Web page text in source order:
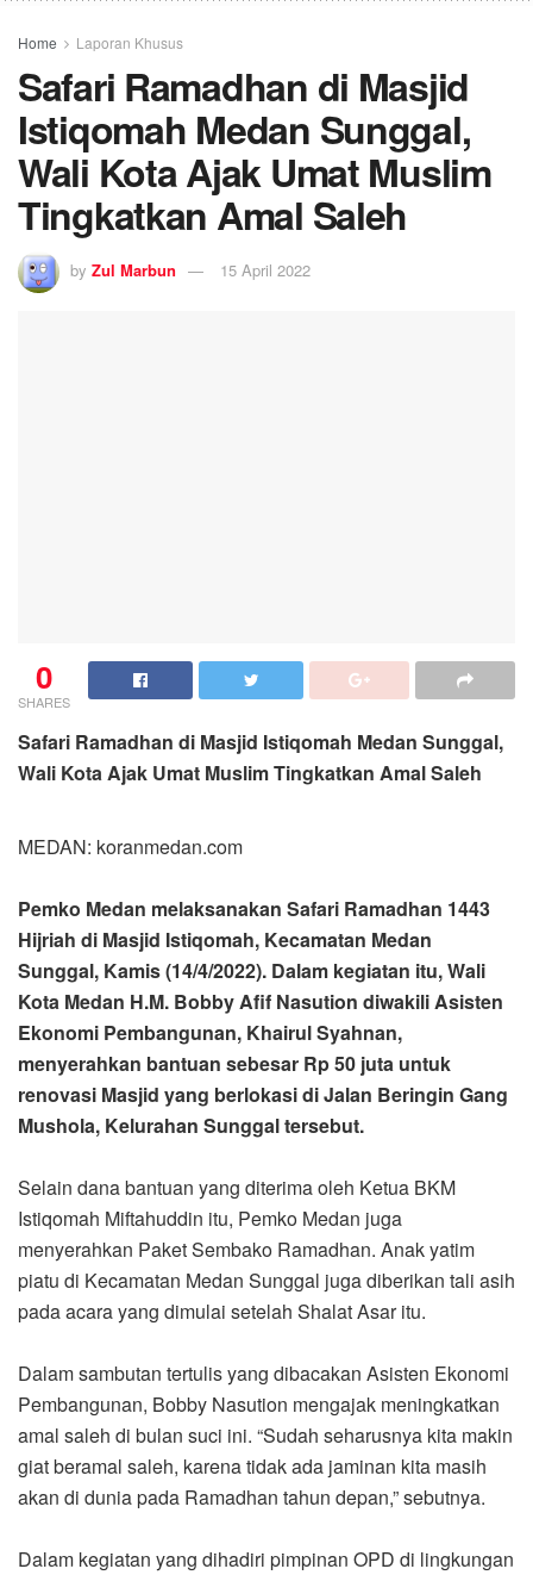
Home Laporan Khusus
Safari Ramadhan di Masjid
Istiqomah Medan Sunggal,
Wali Kota Ajak Umat Muslim
Tingkatkan Amal Saleh
by Zul Marbun 15 April 2022
0
SHARES
Safari Ramadhan di Masjid Istiqomah Medan Sunggal,
Wali Kota Ajak Umat Muslim Tingkatkan Amal Saleh
MEDAN: koranmedan.com
Pemko Medan melaksanakan Safari Ramadhan 1443
Hijriah di Masjid Istiqomah, Kecamatan Medan
Sunggal, Kamis (14/4/2022). Dalam kegiatan itu, Wali
Kota Medan H.M. Bobby Afif Nasution diwakili Asisten
Ekonomi Pembangunan, Khairul Syahnan,
menyerahkan bantuan sebesar Rp 50 juta untuk
renovasi Masjid yang berlokasi di Jalan Beringin Gang
Mushola, Kelurahan Sunggal tersebut.
Selain dana bantuan yang diterima oleh Ketua BKM
Istiqomah Miftahuddin itu, Pemko Medan juga
menyerahkan Paket Sembako Ramadhan. Anak yatim
piatu di Kecamatan Medan Sunggal juga diberikan tali asih
pada acara yang dimulai setelah Shalat Asar itu.
Dalam sambutan tertulis yang dibacakan Asisten Ekonomi
Pembangunan, Bobby Nasution mengajak meningkatkan
amal saleh di bulan suci ini. “Sudah seharusnya kita makin
giat beramal saleh, karena tidak ada jaminan kita masih
akan di dunia pada Ramadhan tahun depan,” sebutnya.
Dalam kegiatan yang dihadiri pimpinan OPD di lingkungan